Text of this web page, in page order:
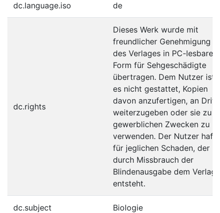
dc.language.iso de
dc.rights
Dieses Werk wurde mit
freundlicher Genehmigung
des Verlages in PC-lesbare
Form für Sehgeschädigte
übertragen. Dem Nutzer ist
es nicht gestattet, Kopien
davon anzufertigen, an
weiterzugeben oder sie zu
gewerblichen Zwecken zu
verwenden. Der Nutzer
für jeglichen Schaden, der
durch Missbrauch der
Blindenausgabe dem Verlag
entsteht.
dc.subject Biologie